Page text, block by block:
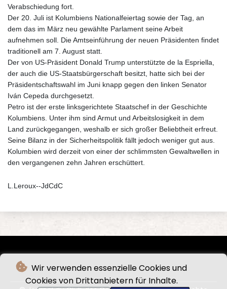
Wir verwenden essenzielle Cookies und
Cookies von Drittanbietern für Inhalte.
Verabschiedung fort.
Der 20. Juli ist Kolumbiens Nationalfeiertag sowie der Tag, an
dem das im März neu gewählte Parlament seine Arbeit
aufnehmen soll. Die Amtseinführung der neuen Präsidenten findet
traditionell am 7. August statt.
Der von US-Präsident Donald Trump unterstützte de la Espriella,
der auch die US-Staatsbürgerschaft besitzt, hatte sich bei der
Präsidentschaftswahl im Juni knapp gegen den linken Senator
Iván Cepeda durchgesetzt.
Petro ist der erste linksgerichtete Staatschef in der Geschichte
Kolumbiens. Unter ihm sind Armut und Arbeitslosigkeit in dem
Land zurückgegangen, weshalb er sich großer Beliebtheit erfreut.
Seine Bilanz in der Sicherheitspolitik fällt jedoch weniger gut aus.
Kolumbien wird derzeit von einer der schlimmsten Gewaltwellen in
den vergangenen zehn Jahren erschüttert.
L.Leroux--JdCdC